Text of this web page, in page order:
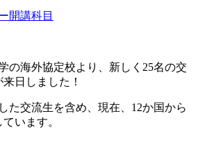
開講科目
の海外協定校より、新しく25名の交
日しました！
た交流生を含め、現在、12か国から
います。